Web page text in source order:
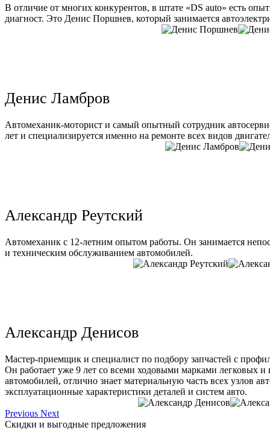
В отличие от многих конкурентов, в штате «DS auto» есть
диагност. Это Денис Поршнев, который занимается
Денис Ламбров
Автомеханик-моторист и самый опытный сотрудник
лет и специализируется именно на ремонте всех видов
Александр Реутский
Автомеханик с 12-летним опытом работы. Он занимается
и техническим обслуживанием автомобилей.
Александр Денисов
Мастер-приемщик и специалист по подбору запчастей с
Он работает уже 9 лет со всеми ходовыми марками легковых и
автомобилей, отлично знает материальную часть всех узлов
эксплуатационные характеристики деталей и систем авто.
Previous Next
Скидки и выгодные предложения